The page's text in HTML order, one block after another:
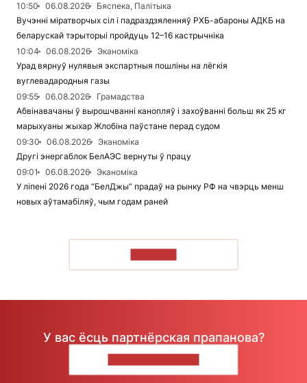
10:50
06.08.2026
Бяспека, Палітыка
Вучэнні міратворчых сіл і падраздзяленняў РХБ-абароны АДКБ на
беларускай тэрыторыі пройдуць 12–16 кастрычніка
10:04
06.08.2026
Эканоміка
Урад вярнуў нулявыя экспартныя пошліны на лёгкія
вуглевадародныя газы
09:55
06.08.2026
Грамадства
Абвінавачаны ў вырошчванні канопляў і захоўванні больш як 25 кг
марыхуаны жыхар Жлобіна паўстане перад судом
09:30
06.08.2026
Эканоміка
Другі энергаблок БелАЭС вернуты ў працу
09:01
06.08.2026
Эканоміка
У ліпені 2026 года “БелДжы” прадаў на рынку РФ на чвэрць менш
новых аўтамабіляў, чым годам раней
У вас ёсць партнёрская прапанова?